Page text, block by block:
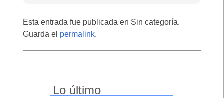
Esta entrada fue publicada en Sin categoría.
Guarda el permalink.
Lo último